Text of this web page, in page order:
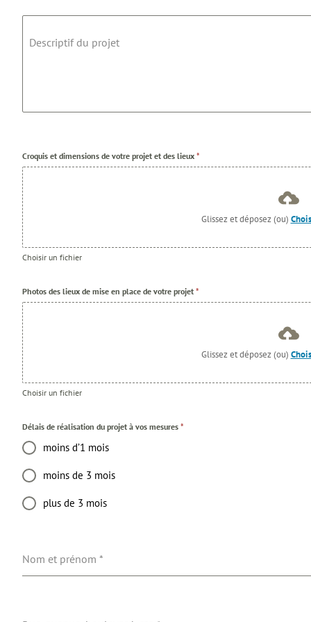
Descriptif du projet
Croquis et dimensions de votre projet et des lieux *
Glissez et déposez (ou)
Choisir un fichier
Photos des lieux de mise en place de votre projet *
Glissez et déposez (ou)
Choisir un fichier
Délais de réalisation du projet à vos mesures *
moins d’1 mois
moins de 3 mois
plus de 3 mois
Nom et prénom *